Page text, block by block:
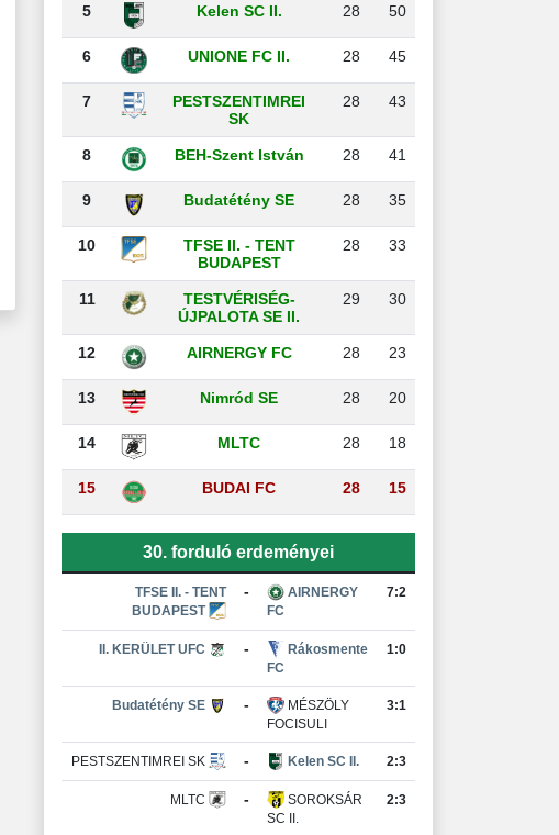
5 Kelen SC II. 28 50
6 UNIONE FC II. 28 45
7
PESTSZENTIMREI
SK
28 43
8 BEH-Szent István 28 41
9 Budatétény SE 28 35
10
TFSE II. - TENT
BUDAPEST
28 33
11
TESTVÉRISÉG-
ÚJPALOTA SE II.
29 30
12 AIRNERGY FC 28 23
13 Nimród SE 28 20
14 MLTC 28 18
15 BUDAI FC 28 15
30. forduló erdeményei
TFSE II. - TENT
BUDAPEST
-
AIRNERGY
FC
7:2
II. KERÜLET UFC -
Rákosmente
FC
1:0
Budatétény SE -
MÉSZÖLY
FOCISULI
3:1
PESTSZENTIMREI SK - Kelen SC II. 2:3
MLTC -
SOROKSÁR
SC II.
2:3